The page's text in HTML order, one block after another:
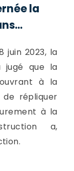
la
juin 2023, la
jugé que la
à la
répliquer
à la
a,